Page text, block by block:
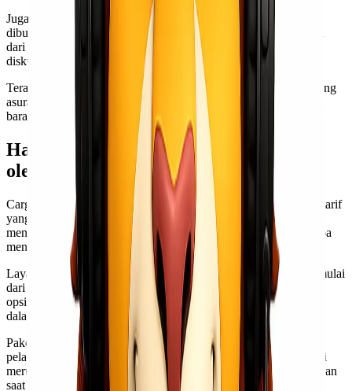
Juga, pertimbangkan waktu pengiriman atau
lead time yang
dibutuhkan. Pastikan jadwal Anda sesuai dengan estimasi waktu
dari jasa cargo tersebut. Jika barang perlu sampai lebih cepat,
diskusikan opsi layanan ekspres jika tersedia.
Terakhir, jangan ragu untuk bertanya kepada penyedia jasa tentang
asuransi pengiriman. Ini memberikan perlindungan ekstra bagi
barang berharga Anda selama perjalanan menuju Tarakan.
Harga dan Layanan yang Ditawarkan
oleh Cargo Murah Jakarta Tarakan
Cargo murah Jakarta Tarakan dari Lionel Express menawarkan tarif
yang sangat kompetitif, yakni mulai dari 13.900/kg. Harga ini
menjadikan pengiriman barang Kawan Lio lebih terjangkau tanpa
mengorbankan kualitas layanan.
Layanan yang diberikan mencakup berbagai jenis pengiriman, mulai
dari barang pribadi hingga komersial. Mereka juga menyediakan
opsi pengiriman cepat bagi Anda yang membutuhkan kecepatan
dalam proses distribusi.
Paket layanan biasanya termasuk pelacakan online, sehingga
pelanggan dapat memantau status kiriman mereka kapan saja. Ini
merupakan fitur penting untuk memberikan rasa aman dan nyaman
saat menggunakan jasa cargo.